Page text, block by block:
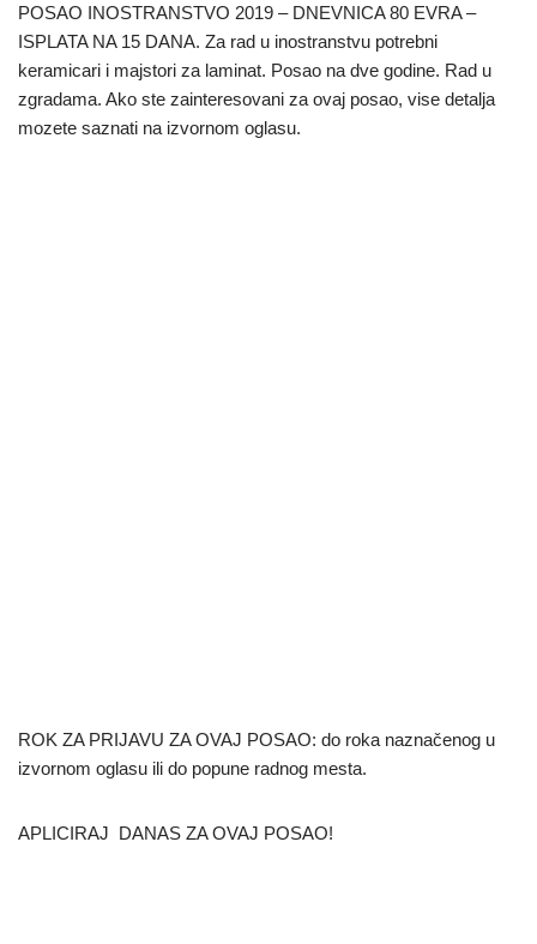
POSAO INOSTRANSTVO 2019 – DNEVNICA 80 EVRA –
ISPLATA NA 15 DANA. Za rad u inostranstvu potrebni
keramicari i majstori za laminat. Posao na dve godine. Rad u
zgradama. Ako ste zainteresovani za ovaj posao, vise detalja
mozete saznati na izvornom oglasu.
ROK ZA PRIJAVU ZA OVAJ POSAO: do roka naznačenog u
izvornom oglasu ili do popune radnog mesta.
APLICIRAJ DANAS ZA OVAJ POSAO!